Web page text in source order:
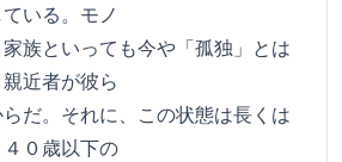
いる。モノ
族といっても今や「孤独」とは
近者が彼ら
だ。それに、この状態は長くは
０歳以下の